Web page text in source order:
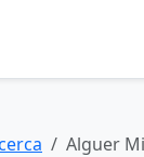
Alguer